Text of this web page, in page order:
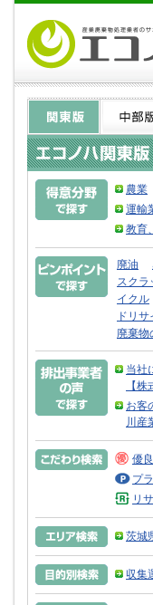
農業
運輸
教育
廃油
スク
イクル
ドリ
廃棄物
当社
【
お客
川産
優
プ
リ
茨城
収集